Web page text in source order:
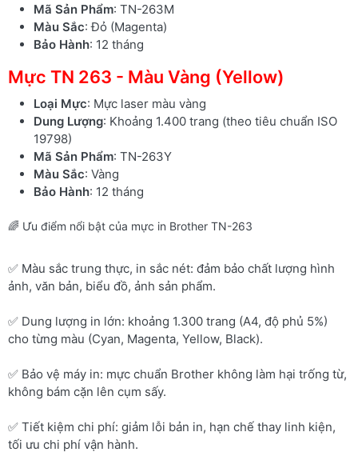
Mã Sản Phẩm: TN-263M
Màu Sắc: Đỏ (Magenta)
Bảo Hành: 12 tháng
Mực TN 263 - Màu Vàng (Yellow)
Loại Mực: Mực laser màu vàng
Dung Lượng: Khoảng 1.400 trang (theo tiêu chuẩn ISO
19798)
Mã Sản Phẩm: TN-263Y
Màu Sắc: Vàng
Bảo Hành: 12 tháng
🌈 Ưu điểm nổi bật của mực in Brother TN-263
✅ Màu sắc trung thực, in sắc nét: đảm bảo chất lượng hình
ảnh, văn bản, biểu đồ, ảnh sản phẩm.
✅ Dung lượng in lớn: khoảng 1.300 trang (A4, độ phủ 5%)
cho từng màu (Cyan, Magenta, Yellow, Black).
✅ Bảo vệ máy in: mực chuẩn Brother không làm hại trống từ,
không bám cặn lên cụm sấy.
✅ Tiết kiệm chi phí: giảm lỗi bản in, hạn chế thay linh kiện,
tối ưu chi phí vận hành.